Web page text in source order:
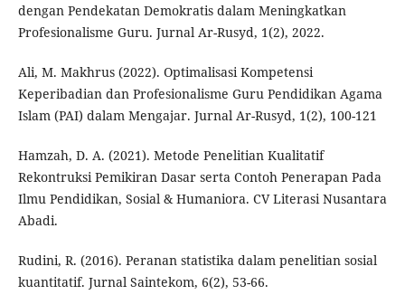
dengan Pendekatan Demokratis dalam Meningkatkan
Profesionalisme Guru. Jurnal Ar-Rusyd, 1(2), 2022.
Ali, M. Makhrus (2022). Optimalisasi Kompetensi
Keperibadian dan Profesionalisme Guru Pendidikan Agama
Islam (PAI) dalam Mengajar. Jurnal Ar-Rusyd, 1(2), 100-121
Hamzah, D. A. (2021). Metode Penelitian Kualitatif
Rekontruksi Pemikiran Dasar serta Contoh Penerapan Pada
Ilmu Pendidikan, Sosial & Humaniora. CV Literasi Nusantara
Abadi.
Rudini, R. (2016). Peranan statistika dalam penelitian sosial
kuantitatif. Jurnal Saintekom, 6(2), 53-66.